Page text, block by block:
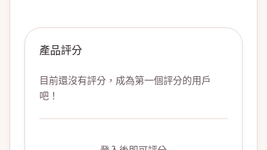
產品評分
目前還沒有評分，成為第一個評分的用戶
吧！